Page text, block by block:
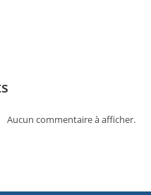
Aucun commentaire à afficher.